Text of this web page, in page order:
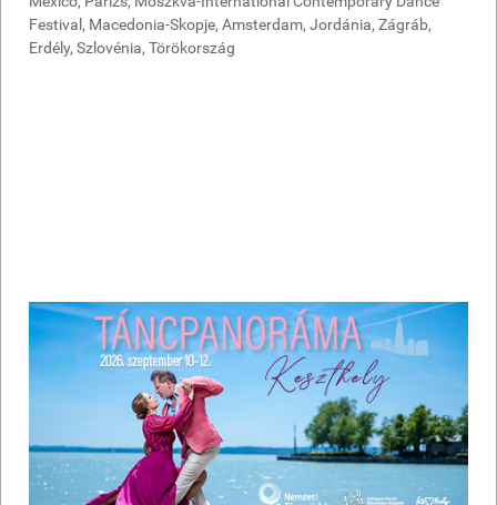
Festival, Macedonia-Skopje, Amsterdam, Jordánia, Zágráb,
Erdély, Szlovénia, Törökország